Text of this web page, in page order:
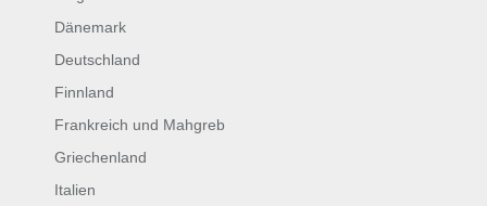
Dänemark
Deutschland
Finnland
Frankreich und Mahgreb
Griechenland
Italien